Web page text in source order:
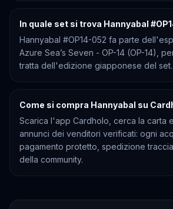
In quale set si trova Hannyabal
Hannyabal #OP14-052 fa parte
Azure Sea’s Seven - OP-14 (OP-14),
tratta dell'edizione giapponese del set.
Come si compra Hannyabal su
Scarica l'app Cardholo, cerca la carta
annunci dei venditori verificati: ogni
pagamento protetto, spedizione
della community.